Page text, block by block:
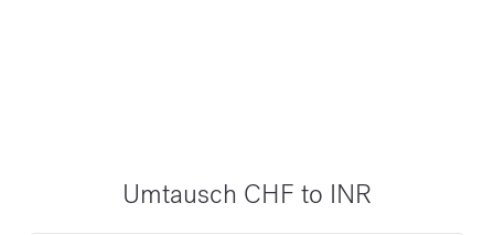
Umtausch CHF to INR